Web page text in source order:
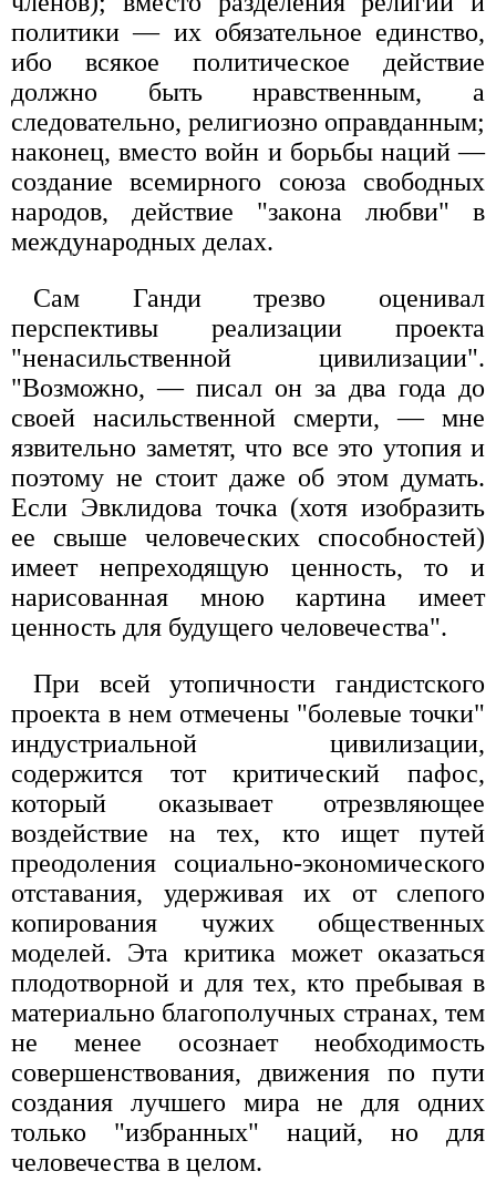
политики — их обязательное единство,
ибо всякое политическое действие
должно быть нравственным, а
следовательно, религиозно оправданным;
наконец, вместо войн и борьбы наций —
создание всемирного союза свободных
народов, действие "закона любви" в
международных делах.
Сам Ганди трезво оценивал
перспективы реализации проекта
"ненасильственной цивилизации".
"Возможно, — писал он за два года до
своей насильственной смерти, — мне
язвительно заметят, что все это утопия и
поэтому не стоит даже об этом думать.
Если Эвклидова точка (хотя изобразить
ее свыше человеческих способностей)
имеет непреходящую ценность, то и
нарисованная мною картина имеет
ценность для будущего человечества".
При всей утопичности гандистского
проекта в нем отмечены "болевые точки"
индустриальной цивилизации,
содержится тот критический пафос,
который оказывает отрезвляющее
воздействие на тех, кто ищет путей
преодоления социально-экономического
отставания, удерживая их от слепого
копирования чужих общественных
моделей. Эта критика может оказаться
плодотворной и для тех, кто пребывая в
материально благополучных странах, тем
не менее осознает необходимость
совершенствования, движения по пути
создания лучшего мира не для одних
только "избранных" наций, но для
человечества в целом.